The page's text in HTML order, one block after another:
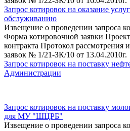
Запрос котировок на оказание
обслуживанию
Извещение о проведении запроса
Форма котировочной заявки
контракта Протокол рассмотрения
заявок № 1/21-ЗК/10 от 13.04.2010г.
Запрос котировок на поставку
Администрации
Запрос котировок на поставку
для МУ "ШЦРБ"
Извещение о проведении запроса